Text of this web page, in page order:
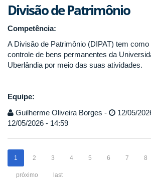
Divisão de Patrimônio
Competência:
A Divisão de Patrimônio (DIPAT) tem
controle de bens permanentes da
Uberlândia por meio das suas atividades.
Equipe:
Guilherme Oliveira Borges -
12/05/
12/05/2026 - 14:59
1 2 3 4 5 6 7 8
próximo last